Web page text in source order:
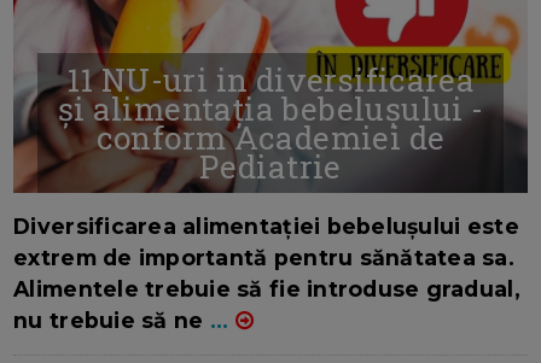
11 NU-uri in diversificarea
și alimentația bebelușului -
conform Academiei de
Pediatrie
Diversificarea alimentației bebelușului este
extrem de importantă pentru sănătatea sa.
Alimentele trebuie să fie introduse gradual,
nu trebuie să ne ...